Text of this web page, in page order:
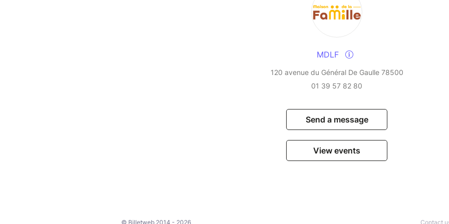
MDLF
120 avenue du Général De Gaulle 78500
01 39 57 82 80
Send a message
View events
© Billetweb 2014 - 2026 Contact